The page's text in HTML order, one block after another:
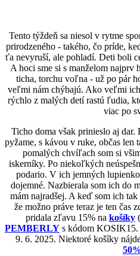
Tento týždeň sa niesol v rytme
prirodzeného - takého, čo príde,
ťa nevyruší, ale pohladí. Deti boli
A hoci sme si s manželom najprv
ticha, torchu voľna - už po pár
veľmi nám chýbajú. Ako veľmi
rýchlo z malých detí rastú ľudia,
viac po
Ticho doma však prinieslo aj dar.
pyžame, s kávou v ruke, občas len
pomalých chvíľach som si
iskerníky. Po niekoľkých
podario. V ich jemných
dojemné. Nazbierala som ich do
mám najradšej. A keď som ich
že možno práve teraz je ten čas
pridala zľavu 15% na košíky
PEMBERLY s kódom KOSIK15.
9. 6. 2025. Niektoré košíky